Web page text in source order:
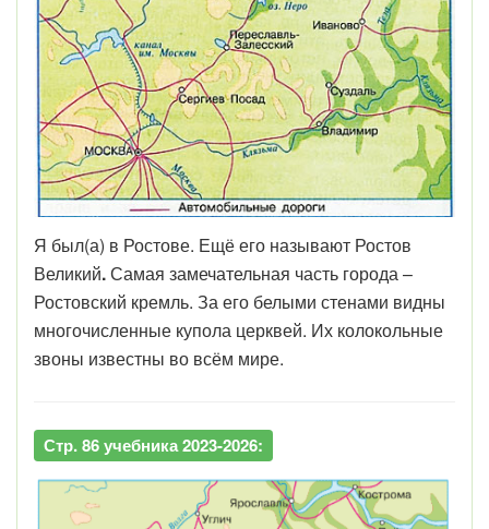
Я был(а) в Ростове. Ещё его называют Ростов
Великий.Самая замечательная часть города –
Ростовский кремль. За его белыми стенами видны
многочисленные купола церквей. Их колокольные
звоны известны во всём мире.
Стр. 86 учебника 2023-2026: